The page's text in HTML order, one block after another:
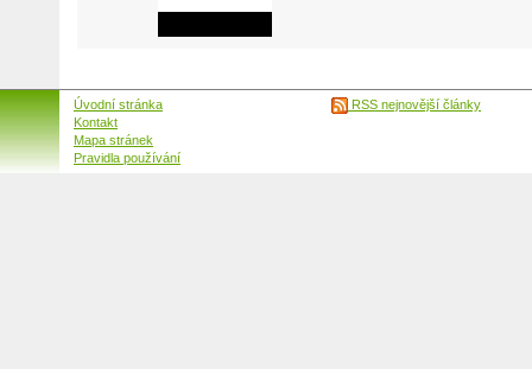
Úvodní stránka
Kontakt
Mapa stránek
Pravidla používání
RSS nejnovější články